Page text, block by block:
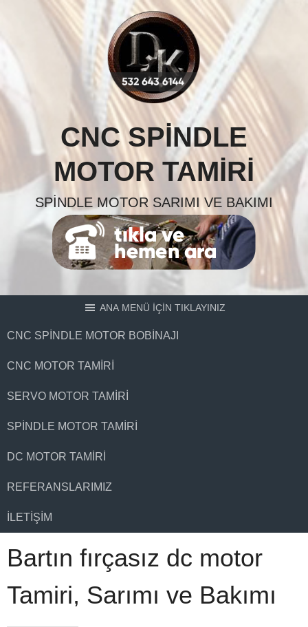
CNC SPINDLE
MOTOR TAMIRI
SPINDLE MOTOR SARIMI VE BAKIMI
ANA MENÜ İÇİN TIKLAYINIZ
CNC SPINDLE MOTOR BOBINAJI
CNC MOTOR TAMIRI
SERVO MOTOR TAMIRI
SPINDLE MOTOR TAMIRI
DC MOTOR TAMIRI
REFERANSLARIMIZ
İLETIŞIM
Bartın fırçasız dc motor
Tamiri, Sarımı ve Bakımı